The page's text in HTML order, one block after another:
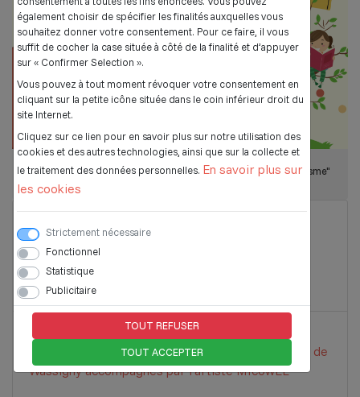
également choisir de spécifier les finalités auxquelles vous
souhaitez donner votre consentement. Pour ce faire, il vous
suffit de cocher la case située à côté de la finalité et d’appuyer
sur « Confirmer Selection ».
Vous pouvez à tout moment révoquer votre consentement en
cliquant sur la petite icône située dans le coin inférieur droit du
site Internet.
Cliquez sur ce lien pour en savoir plus sur notre utilisation des
cookies et des autres technologies, ainsi que sur la collecte et
le traitement des données personnelles. En savoir plus sur
les cookies
Strictement nécessaire
Fonctionnel
Statistique
Publicitaire
TOUT REFUSER
TOUT ACCEPTER
Affiche du projet "Voyage dans les livres ! Prévenir de l'illettrisme"
Album de jeunesse Omissy - Morcourt
Album de jeunesse créé par les enfants de l'ALSH
d'Omissy - Morcourt accompagnés par l'artiste
MIcowEl
Album de jeunesse Wassigny
Album de jeunesse créé par les enfants de l'ALSH de
Wassigny accompagnés par l'artiste MIcowEL